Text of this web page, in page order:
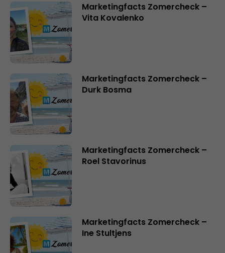
Marketingfacts Zomercheck –
Vita Kovalenko
Marketingfacts Zomercheck –
Durk Bosma
Marketingfacts Zomercheck –
Roel Stavorinus
Marketingfacts Zomercheck –
Ine Stultjens